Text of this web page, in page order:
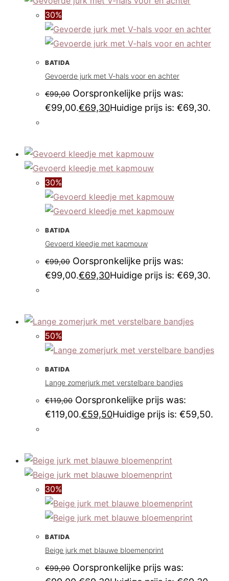
30%
BATIDA
Gevoerde jurk met V-hals voor en achter
€99,00 Oorspronkelijke prijs was:
€99,00.€69,30Huidige prijs is: €69,30.
30%
BATIDA
Gevoerd kleedje met kapmouw
€99,00 Oorspronkelijke prijs was:
€99,00.€69,30Huidige prijs is: €69,30.
50%
BATIDA
Lange zomerjurk met verstelbare bandjes
€119,00 Oorspronkelijke prijs was:
€119,00.€59,50Huidige prijs is: €59,50.
30%
BATIDA
Beige jurk met blauwe bloemenprint
€99,00 Oorspronkelijke prijs was: